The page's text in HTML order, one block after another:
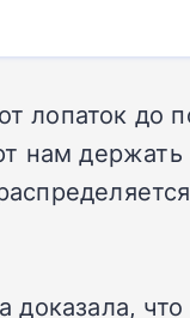
лопаток до
нам держать